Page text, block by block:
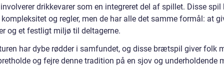
drikkevarer som en integreret del af spillet. Disse spil
og regler, men de har alle det samme formål: at
og et festligt miljø til deltagerne.
har dybe rødder i samfundet, og disse brætspil giver folk
og fejre denne tradition på en sjov og underholdende